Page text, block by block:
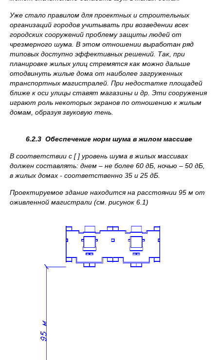
Уже стало правилом для проектных и строительных
организаций городов учитывать при возведении всех
городских сооружений проблему защиты людей от
чрезмерного шума. В этом отношении выработан ряд
типовых доступно эффективных решений. Так, при
планировке жилых улиц стремятся как можно дальше
отодвинуть жилые дома от наиболее загруженных
транспортных магистралей. При недостатке площадей
ближе к оси улицы ставят магазины и др. Эти сооружения
играют роль некоторых экранов по отношению к жилым
домам, образуя звуковую тень.
6.2.3 Обеспечение норм шума в жилом массиве
В соответствии с [ ] уровень шума в жилых массивах
должен составлять: днем – не более 60 дБ, ночью – 50 дБ,
в жилых домах - соответственно 35 и 25 дБ.
Проектируемое здание находится на расстоянии 95 м от
оживленной магистрали (см. рисунок 6.1)